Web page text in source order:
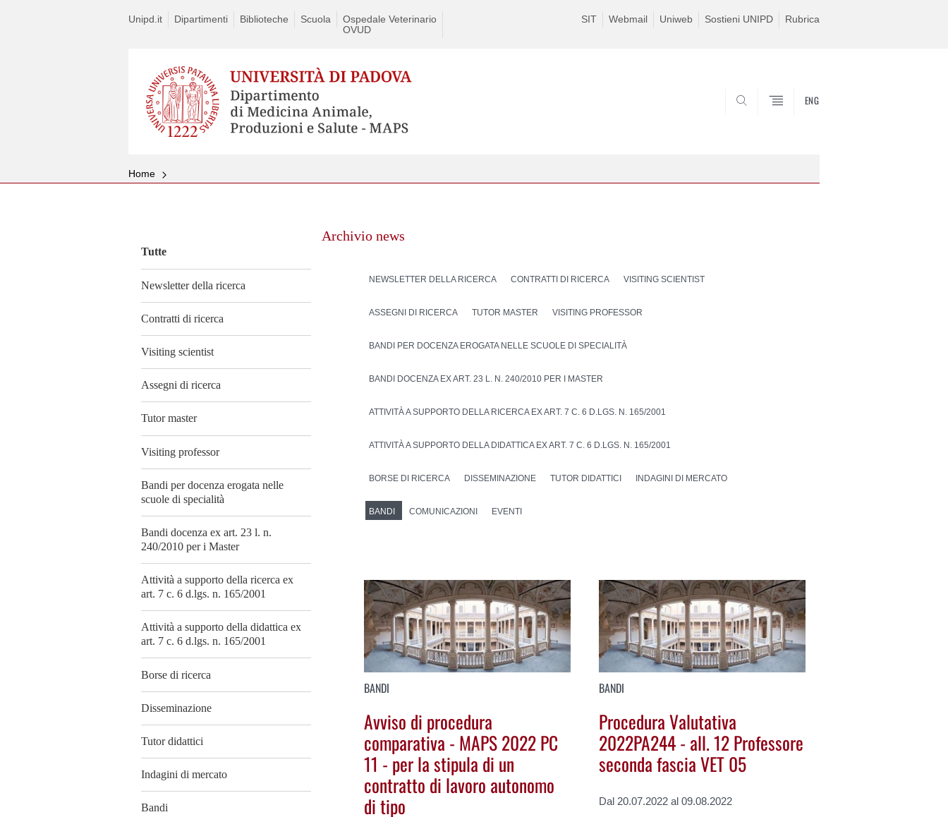
Unipd.it Dipartimenti Biblioteche Scuola
Ospedale Veterinario
OVUD
SIT Webmail Uniweb Sostieni UNIPD Rubrica
ENG
Home
Tutte
Newsletter della ricerca
Contratti di ricerca
Visiting scientist
Assegni di ricerca
Tutor master
Visiting professor
Bandi per docenza erogata nelle
scuole di specialità
Bandi docenza ex art. 23 l. n.
240/2010 per i Master
Attività a supporto della ricerca ex
art. 7 c. 6 d.lgs. n. 165/2001
Attività a supporto della didattica ex
art. 7 c. 6 d.lgs. n. 165/2001
Borse di ricerca
Disseminazione
Tutor didattici
Indagini di mercato
Bandi
Archivio news
NEWSLETTER DELLA RICERCA CONTRATTI DI RICERCA VISITING SCIENTIST
ASSEGNI DI RICERCA TUTOR MASTER VISITING PROFESSOR
BANDI PER DOCENZA EROGATA NELLE SCUOLE DI SPECIALITÀ
BANDI DOCENZA EX ART. 23 L. N. 240/2010 PER I MASTER
ATTIVITÀ A SUPPORTO DELLA RICERCA EX ART. 7 C. 6 D.LGS. N. 165/2001
ATTIVITÀ A SUPPORTO DELLA DIDATTICA EX ART. 7 C. 6 D.LGS. N. 165/2001
BORSE DI RICERCA DISSEMINAZIONE TUTOR DIDATTICI INDAGINI DI MERCATO
BANDI COMUNICAZIONI EVENTI
BANDI
Avviso di procedura
comparativa - MAPS 2022 PC
11 - per la stipula di un
contratto di lavoro autonomo
di tipo
BANDI
Procedura Valutativa
2022PA244 - all. 12 Professore
seconda fascia VET 05
Dal 20.07.2022 al 09.08.2022